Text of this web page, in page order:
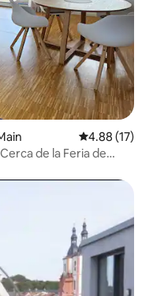
Calificación
4.88 (17)
de la Feria de